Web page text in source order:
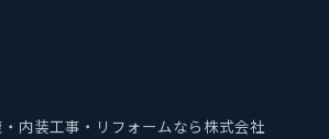
内装工事・リフォームなら株式会社